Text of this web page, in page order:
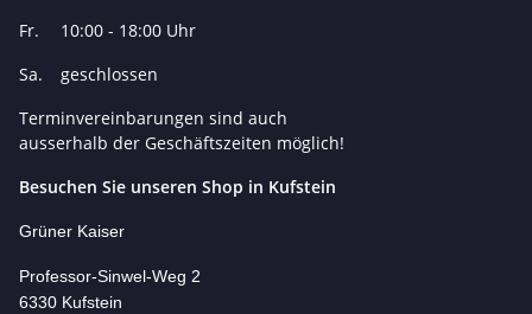
Fr.
10:00 - 18:00 Uhr
Sa.
geschlossen
Terminvereinbarungen sind auch
ausserhalb der Geschäftszeiten möglich!
Besuchen Sie unseren Shop in Kufstein
Grüner Kaiser
Professor-Sinwel-Weg 2
6330 Kufstein